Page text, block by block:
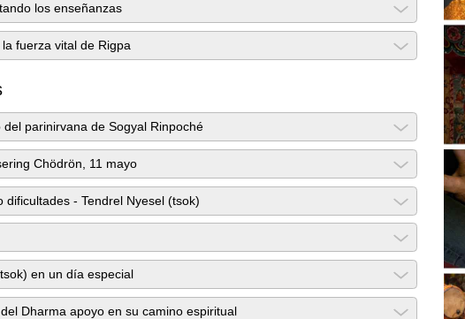
los enseñanzas
fuerza vital de Rigpa
parinirvana de Sogyal Rinpoché
Chödrön, 11 mayo
dificultades - Tendrel Nyesel (tsok)
en un día especial
Dharma apoyo en su camino espiritual